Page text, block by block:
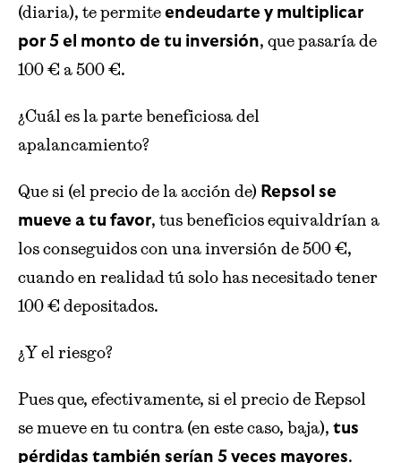
(diaria), te permite endeudarte y multiplicar
por 5 el monto de tu inversión, que pasaría de
100 € a 500 €.
¿Cuál es la parte beneficiosa del
apalancamiento?
Que si (el precio de la acción de) Repsol se
mueve a tu favor, tus beneficios equivaldrían a
los conseguidos con una inversión de 500 €,
cuando en realidad tú solo has necesitado tener
100 € depositados.
¿Y el riesgo?
Pues que, efectivamente, si el precio de Repsol
se mueve en tu contra (en este caso, baja), tus
pérdidas también serían 5 veces mayores.